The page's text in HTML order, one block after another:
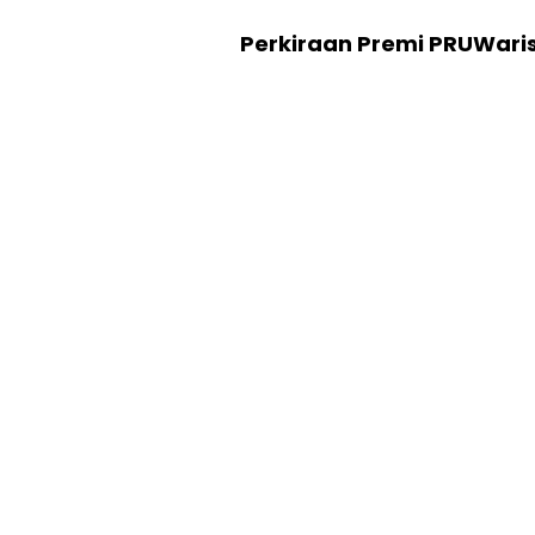
Perkiraan Premi